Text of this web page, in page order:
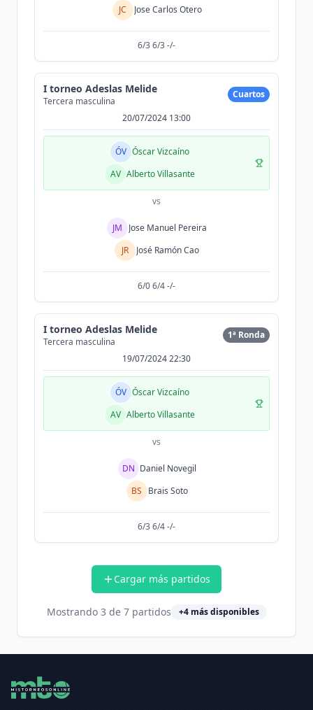
JC
Jose Carlos Otero
6/3 6/3 -/-
I torneo Adeslas Melide
Tercera masculina
Cuartos
20/07/2024 13:00
ÓV Óscar Vizcaíno
AV Alberto Villasante
vs
JM
Jose Manuel Pereira
JR
José Ramón Cao
6/0 6/4 -/-
I torneo Adeslas Melide
Tercera masculina
1ª Ronda
19/07/2024 22:30
ÓV Óscar Vizcaíno
AV Alberto Villasante
vs
DN Daniel Novegil
BS
Brais Soto
6/3 6/4 -/-
Cargar más partidos
Mostrando 3 de 7partidos +4más disponibles